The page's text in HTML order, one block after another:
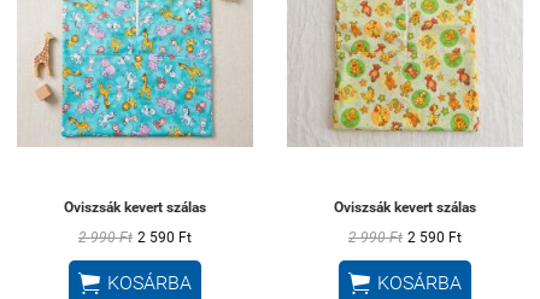
Oviszsák kevert szálas
2 990 Ft 2 590 Ft
 KOSÁRBA
Oviszsák kevert szálas
2 990 Ft 2 590 Ft
 KOSÁRBA